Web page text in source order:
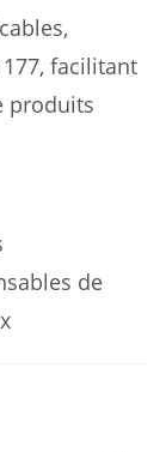
facilitant
produits
de